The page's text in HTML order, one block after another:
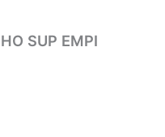
SUP EMPI